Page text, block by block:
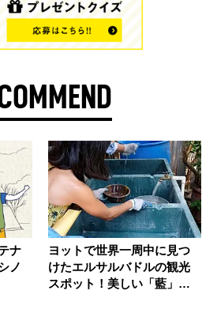
ナ
ノ
ヨットで世界一周中に見つ
けたエルサルバドルの観光
スポット！美しい「藍」の